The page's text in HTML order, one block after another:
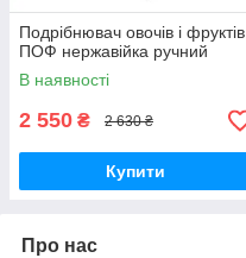
Подрібнювач овочів і фруктів
ПОФ нержавійка ручний
В наявності
2 550 ₴ 2 630 ₴
Купити
Про нас